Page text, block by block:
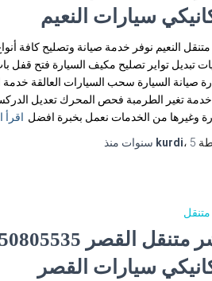
سيارات النعيم
النعيم نوفر خدمة صيانة وتصليح كافة
تبديل تواير تصليح مكيف السيارة فتح قفل
صيانة السيارة سحب السيارات العالقة
خدمة تغير الطرمبة فحص المحرك تعديل
وغيرها من الخدمات نعمل بخبرة افضل اقرأ
kurdi، 5 سنوات منذ
سيارات القصر